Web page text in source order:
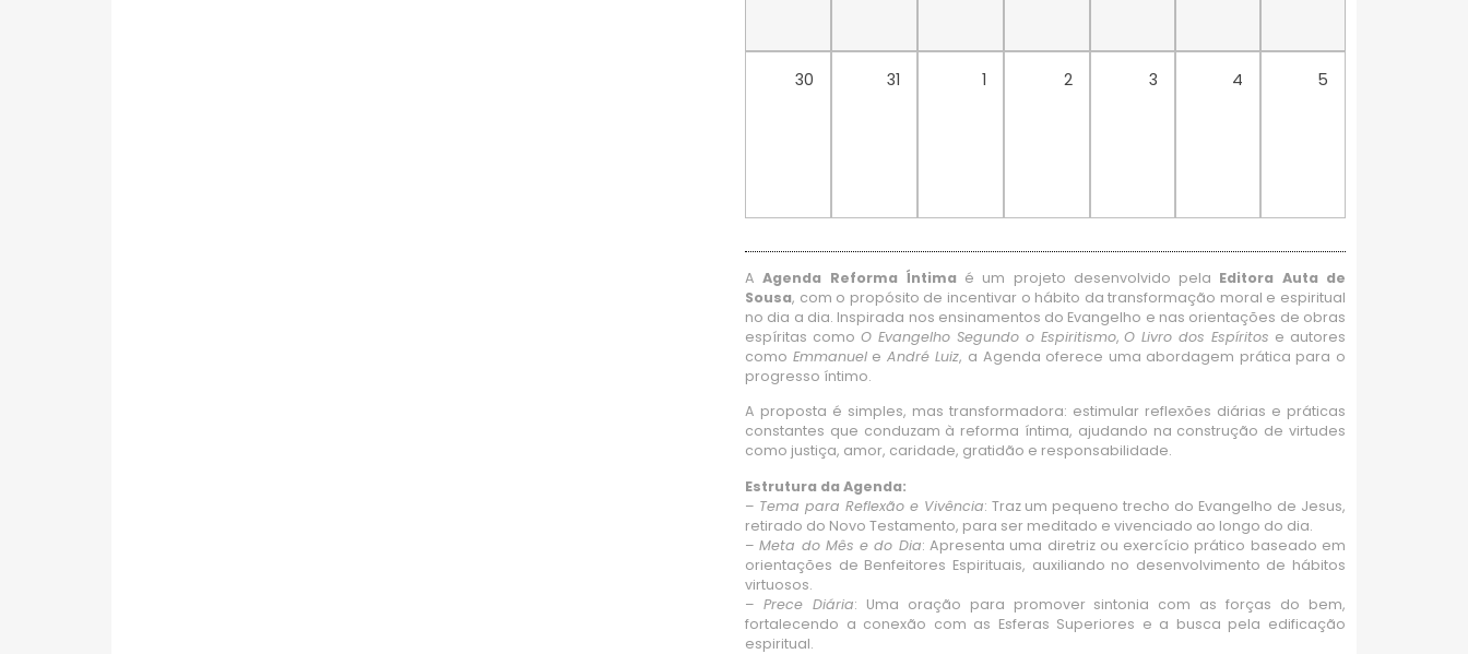
30 31 1 2 3 4 5
AAgenda Reforma Íntima é um projeto desenvolvido pela Editora Auta de
Sousa, com o propósito de incentivar o hábito da transformação moral e espiritual
no dia a dia. Inspirada nos ensinamentos do Evangelho e nas orientações de obras
espíritas como O Evangelho Segundo o Espiritismo,O Livro dos Espíritos e autores
como Emmanuele André Luiz, a Agenda oferece uma abordagem prática para o
progresso íntimo.
A proposta é simples, mas transformadora: estimular reflexões diárias e práticas
constantes que conduzam à reforma íntima, ajudando na construção de virtudes
como justiça, amor, caridade, gratidão e responsabilidade.
Estrutura da Agenda:
– Tema para Reflexão e Vivência: Traz um pequeno trecho do Evangelho de Jesus,
retirado do Novo Testamento, para ser meditado e vivenciado ao longo do dia.
–Meta do Mês e do Dia: Apresenta uma diretriz ou exercício prático baseado em
orientações de Benfeitores Espirituais, auxiliando no desenvolvimento de hábitos
virtuosos.
– Prece Diária: Uma oração para promover sintonia com as forças do bem,
fortalecendo a conexão com as Esferas Superiores e a busca pela edificação
espiritual.